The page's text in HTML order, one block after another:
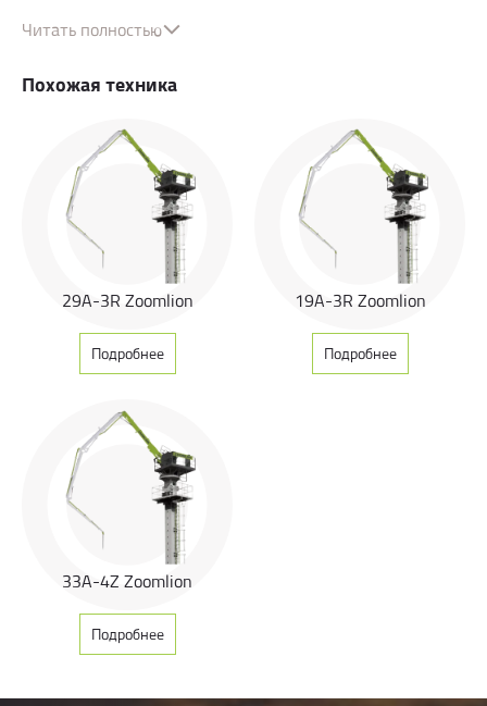
Преимущества: установка оснащена надежной немецкой
электрогидравлической системой. Скорость подачи - 21 л/мин.
Мощный электрический привод
Стабильная подача бетона
Устойчивое размещение
Трехсекционная конструкция
Читать полностью
Похожая техника
29A-3R Zoomlion
Подробнее
19A-3R Zoomlion
Подробнее
33А-4Z Zoomlion
Подробнее